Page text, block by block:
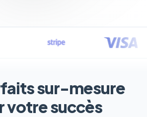
sur-mesure
votre succès